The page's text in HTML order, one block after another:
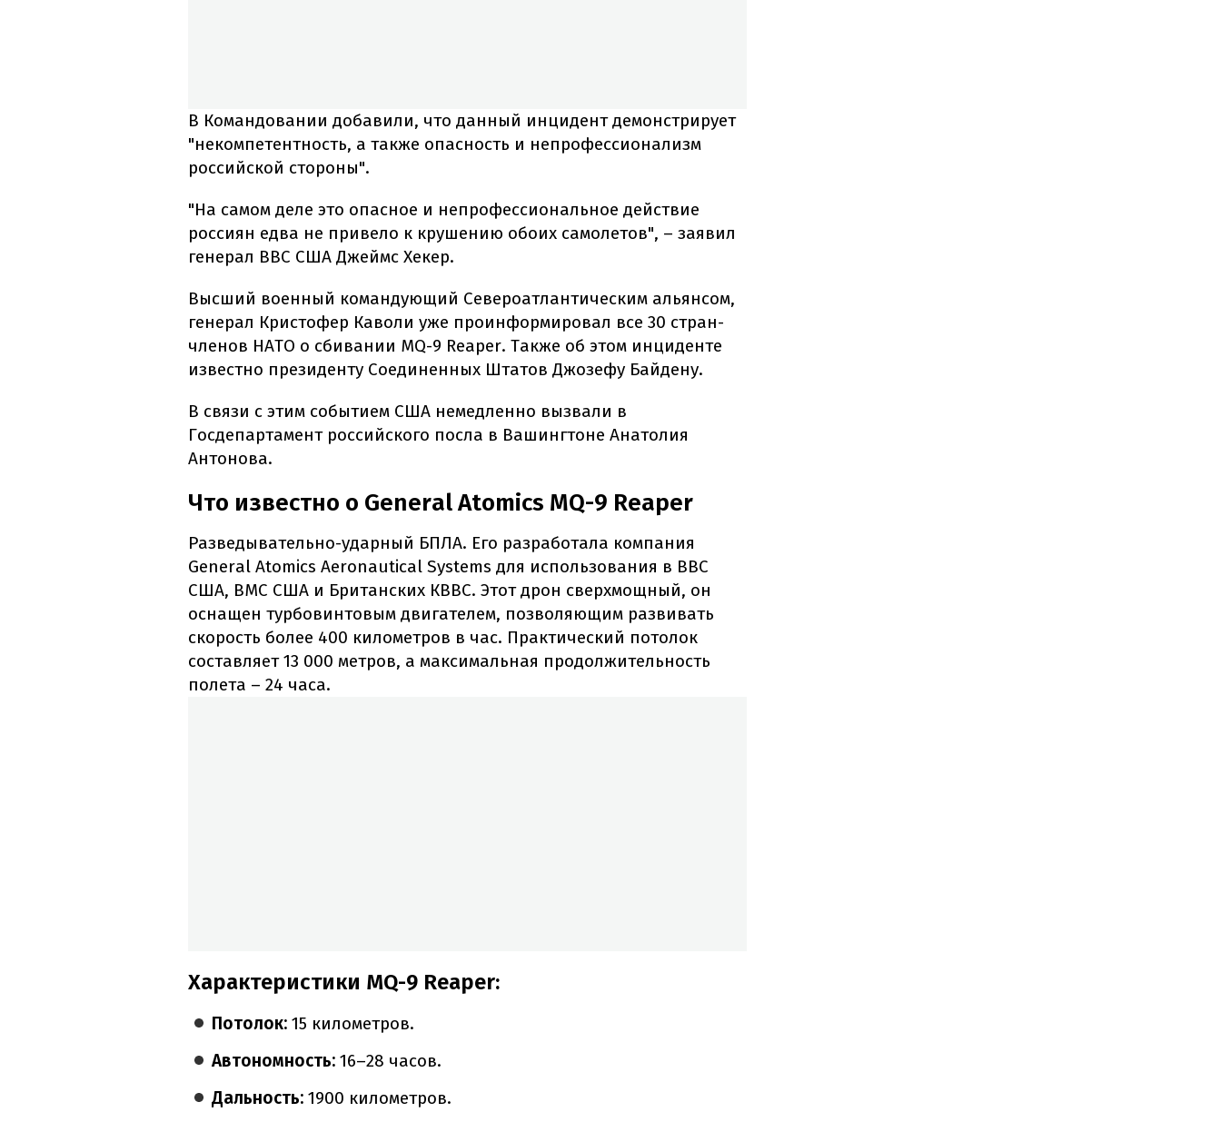
В Командовании добавили, что данный инцидент демонстрирует
"некомпетентность, а также опасность и непрофессионализм
российской стороны".
"На самом деле это опасное и непрофессиональное действие
россиян едва не привело к крушению обоих самолетов", – заявил
генерал ВВС США Джеймс Хекер.
Высший военный командующий Североатлантическим альянсом,
генерал Кристофер Каволи уже проинформировал все 30 стран-
членов НАТО о сбивании MQ-9 Reaper. Также об этом инциденте
известно президенту Соединенных Штатов Джозефу Байдену.
В связи с этим событием США немедленно вызвали в
Госдепартамент российского посла в Вашингтоне Анатолия
Антонова.
Что известно о General Atomics MQ-9 Reaper
Разведывательно-ударный БПЛА. Его разработала компания
General Atomics Aeronautical Systems для использования в ВВС
США, ВМС США и Британских КВВС. Этот дрон сверхмощный, он
оснащен турбовинтовым двигателем, позволяющим развивать
скорость более 400 километров в час. Практический потолок
составляет 13 000 метров, а максимальная продолжительность
полета – 24 часа.
Характеристики MQ-9 Reaper:
Потолок: 15 километров.
Автономность: 16–28 часов.
Дальность: 1900 километров.